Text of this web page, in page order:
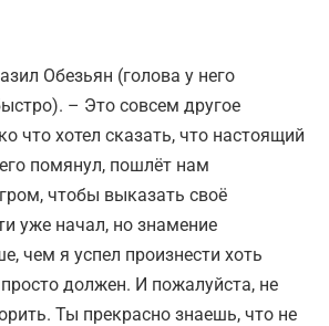
Обезьян (голова у него
– Это совсем другое
что хотел сказать, что настоящий
помянул, пошлёт нам
чтобы выказать своё
уже начал, но знамение
чем я успел произнести хоть
должен. И пожалуйста, не
Ты прекрасно знаешь, что не